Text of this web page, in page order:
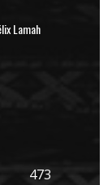
Lamah
473